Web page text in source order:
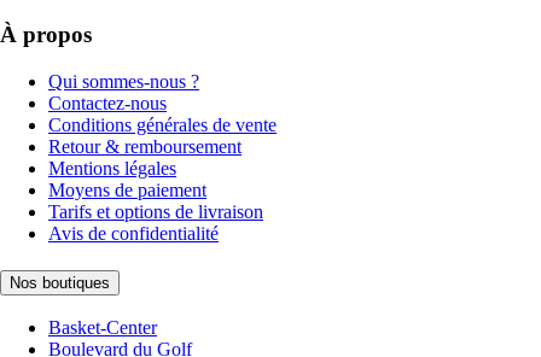
À propos
Qui sommes-nous ?
Contactez-nous
Conditions générales de vente
Retour & remboursement
Mentions légales
Moyens de paiement
Tarifs et options de livraison
Avis de confidentialité
Nos boutiques
Basket-Center
Boulevard du Golf